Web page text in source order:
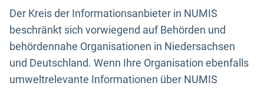
Der Kreis der Informationsanbieter in NUMIS
beschränkt sich vorwiegend auf Behörden und
behördennahe Organisationen in Niedersachsen
und Deutschland. Wenn Ihre Organisation ebenfalls
umweltrelevante Informationen über NUMIS